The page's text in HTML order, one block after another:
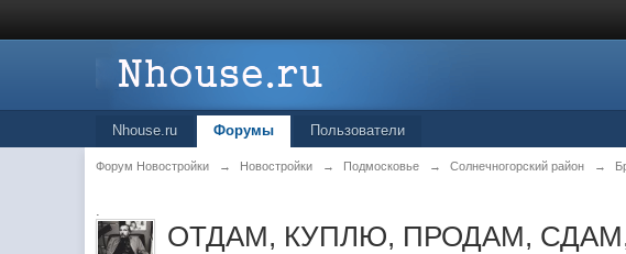
Nhouse.ru Форумы Пользователи
Форум Новостройки → Новостройки → Подмосковье → Солнечногорский район →
.
ОТДАМ, КУПЛЮ, ПРОДАМ,